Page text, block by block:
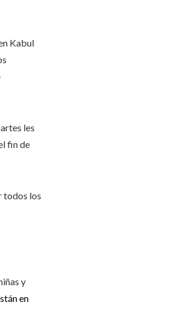
Kabul
les
fin de
todos los
y
en